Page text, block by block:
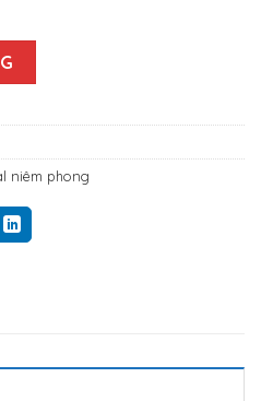
LOẠI 30CM FS8PP-NS quantity
niêm phong